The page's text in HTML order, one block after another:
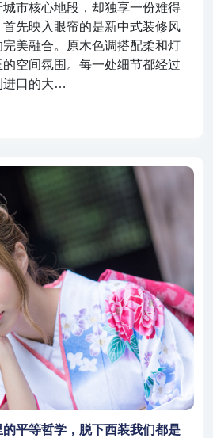
市核心地段，却独享一份难得
先映入眼帘的是新中式装修风
美融合。原木色调搭配柔和灯
空间氛围。每一处细节都经过
进口的大…
平等哲学，脱下西装我们都是